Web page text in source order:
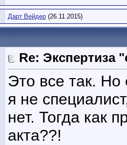
Дарт Вейдер (26.11.2015)
Re: Экспертиза
Это все так. Но
я не
нет. Тогда как
акта??!